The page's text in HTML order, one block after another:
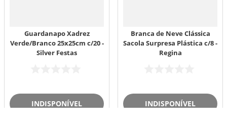
Guardanapo Xadrez
Verde/Branco 25x25cm c/20 -
Silver Festas
INDISPONÍVEL
Branca de Neve Clássica
Sacola Surpresa Plástica c/8 -
Regina
INDISPONÍVEL